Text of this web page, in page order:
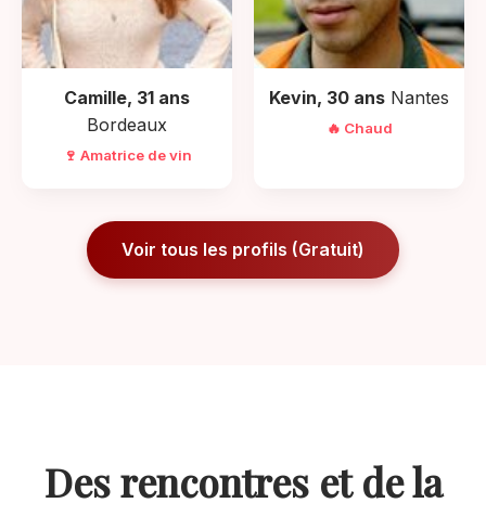
Camille, 31 ans
Bordeaux
🍷 Amatrice de vin
Kevin, 30 ans Nantes
🔥 Chaud
Voir tous les profils (Gratuit)
Des rencontres et de la